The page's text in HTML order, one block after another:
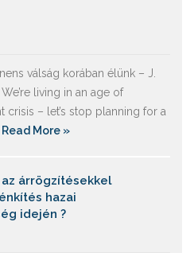
válság korában élünk – J.
living in an age of
crisis – let’s stop planning for a
Read More »
árrögzítésekkel
hazai
idején ?